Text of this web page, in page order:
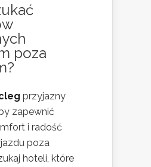
poza
przyjazny
zapewnić
i radość
poza
hoteli, które